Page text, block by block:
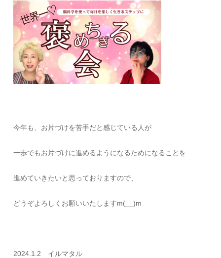
今年も、お片づけを苦手だと感じている人が
一歩でもお片づけに進めるようになるためになることを
進めていきたいと思っておりますので、
どうぞよろしくお願いいたしますm(__)m
2024.1.2 イルマタル